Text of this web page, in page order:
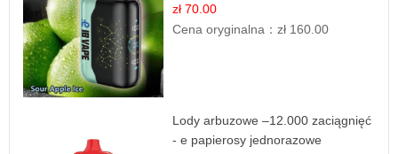
zł 70.00
Cena oryginalna：zł 160.00
Lody arbuzowe –12.000 zaciągnięć
- e papierosy jednorazowe